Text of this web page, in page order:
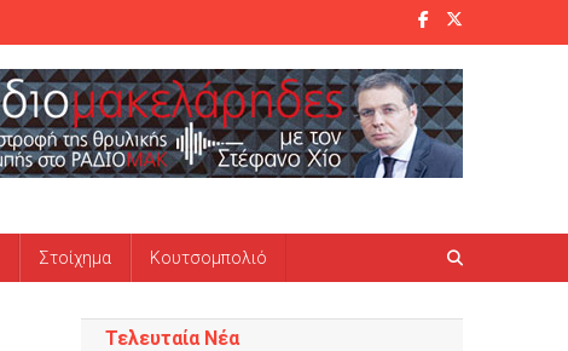
Στοίχημα Κουτσομπολιό
Τελευταία Νέα